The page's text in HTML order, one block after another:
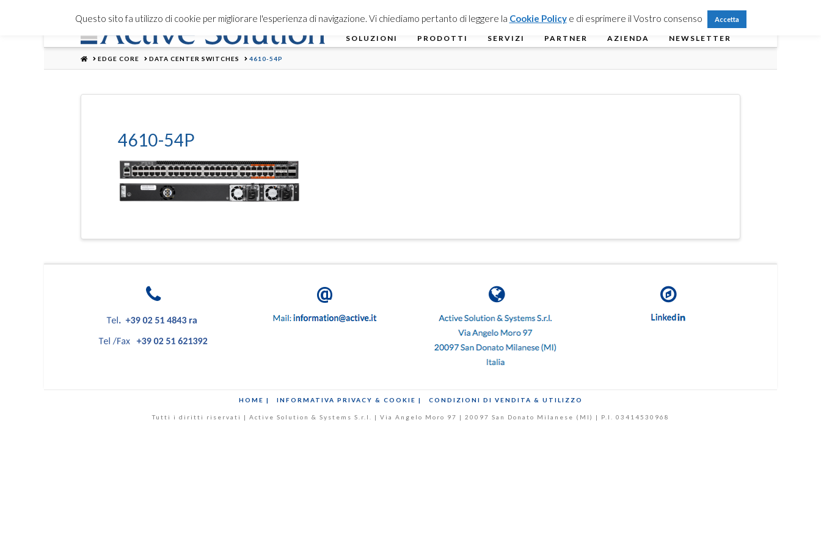
Contattaci
SOLUZIONI PRODOTTI SERVIZI PARTNER AZIENDA NEWSLETTER
HOMEEDGE CORE DATA CENTER SWITCHES 4610-54P
4610-54P
HOME | INFORMATIVA PRIVACY & COOKIE | CONDIZIONI DI VENDITA & UTILIZZO
Tutti i diritti riservati | Active Solution & Systems S.r.l. | Via Angelo Moro 97 | 20097 San Donato Milanese (MI) | P.I. 03414530968
Questo sito fa utilizzo di cookie per migliorare l'esperienza di navigazione. Vi chiediamo pertanto di leggere la Cookie Policye di esprimere il Vostro consenso Accetta